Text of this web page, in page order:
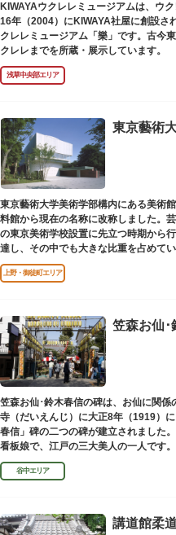
KIWAYAウクレレミュージアムは、ウ
16年（2004）にKIWAYA社屋に創設さ
クレレミュージアム「樂」です。古今
クレレまでを所蔵・展示しています。
浅草中央部エリア
東京藝術
東京藝術大学美術学部構内にある美術
料館から現在の名称に改称しました。
の東京美術学校設置に先立つ時期から
達し、その中でも大きな比重を占めて
ます。
上野・御徒町エリア
笠森お仙･
笠森お仙･鈴木春信の碑は、お仙に関
寺（だいえんじ）に大正8年（1919）
春信」碑の二つの碑が建立されました
看板娘で、江戸の三大美人の一人です
い絵画様式である多色刷り版画「錦絵」
谷中エリア
講道館柔